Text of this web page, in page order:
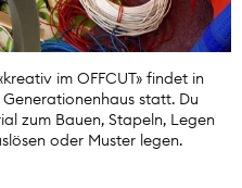
im OFFCUT» findet in
statt. Du
zum Bauen, Stapeln, Legen
oder Muster legen.